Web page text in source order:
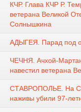
КЧР. Глава КЧР Р.
ветерана Великой
Солнышкина​
АДЫГЕЯ. Парад под
ЧЕЧНЯ. Ачхой-
навестил ветерана
СТАВРОПОЛЬЕ. На
наживы убили 97-